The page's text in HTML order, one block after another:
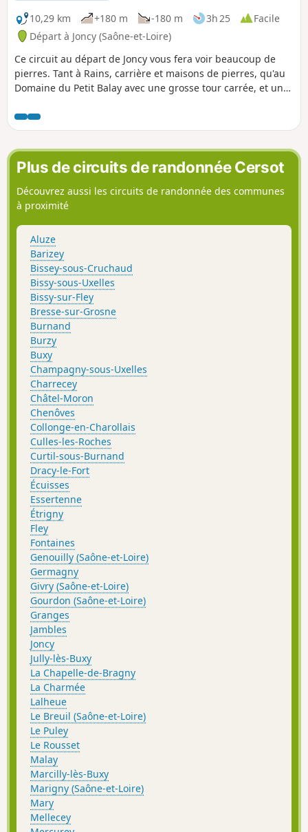
10,29 km
+180 m -180 m 3h 25
Facile
Départ à Joncy (Saône-et-Loire)
Ce circuit au départ de Joncy vous fera voir beaucoup de
pierres. Tant à Rains, carrière et maisons de pierres, qu'au
Domaine du Petit Balay avec une grosse tour carrée, et un
Plus de circuits de randonnée Cersot
Découvrez aussi les circuits de randonnée des communes
à proximité
Aluze
Barizey
Bissey-sous-Cruchaud
Bissy-sous-Uxelles
Bissy-sur-Fley
Bresse-sur-Grosne
Burnand
Burzy
Buxy
Champagny-sous-Uxelles
Charrecey
Châtel-Moron
Chenôves
Collonge-en-Charollais
Culles-les-Roches
Curtil-sous-Burnand
Dracy-le-Fort
Écuisses
Essertenne
Étrigny
Fley
Fontaines
Genouilly (Saône-et-Loire)
Germagny
Givry (Saône-et-Loire)
Gourdon (Saône-et-Loire)
Granges
Jambles
Joncy
Jully-lès-Buxy
La Chapelle-de-Bragny
La Charmée
Lalheue
Le Breuil (Saône-et-Loire)
Le Puley
Le Rousset
Malay
Marcilly-lès-Buxy
Marigny (Saône-et-Loire)
Mary
Mellecey